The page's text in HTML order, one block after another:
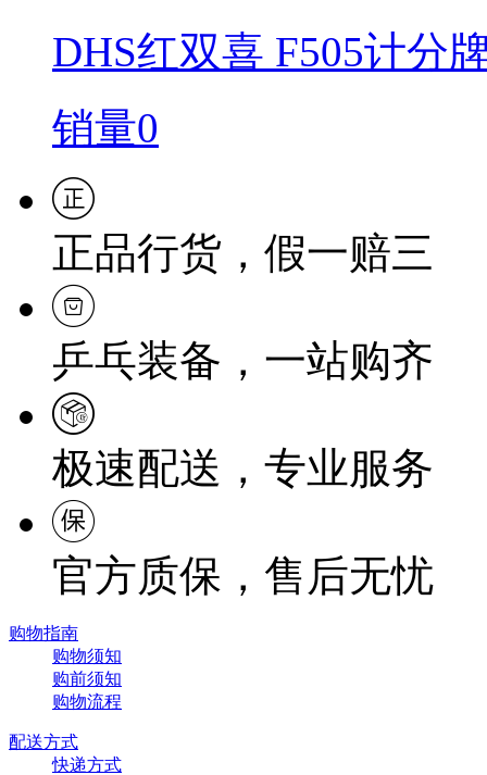
DHS红双喜 F505计分
销量0
正品行货，假一赔三
乒乓装备，一站购齐
极速配送，专业服务
官方质保，售后无忧
购物指南
购物须知
购前须知
购物流程
配送方式
快递方式